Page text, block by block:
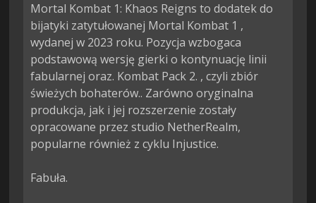
Mortal Kombat 1: Khaos Reigns to dodatek do
bijatyki zatytułowanej Mortal Kombat 1 ,
wydanej w 2023 roku. Pozycja wzbogaca
podstawową wersję gierki o kontynuację linii
fabularnej oraz. Kombat Pack 2. , czyli zbiór
świeżych bohaterów.. Zarówno oryginalna
produkcja, jak i jej rozszerzenie zostały
opracowane przez studio NetherRealm,
popularne również z cyklu Injustice.
Fabuła.